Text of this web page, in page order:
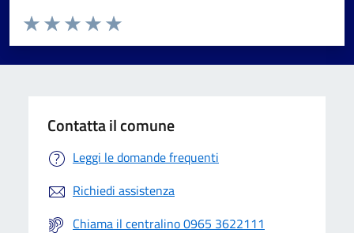
Valuta da 1 a 5 stelle la pagina
Valuta 5 stelle su 5
Valuta 4 stelle su 5
Valuta 3 stelle su 5
Valuta 2 stelle su 5
Valuta 1 stelle su 5
Contatta il comune
Leggi le domande frequenti
Richiedi assistenza
Chiama il centralino 0965 3622111